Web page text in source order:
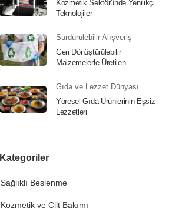
Kozmetik Sektöründe Yenilikçi
Teknolojiler
Sürdürülebilir Alışveriş
Geri Dönüştürülebilir
Malzemelerle Üretilen
Gıda ve Lezzet Dünyası
Yöresel Gıda Ürünlerinin Eşsiz
Lezzetleri
Kategoriler
Sağlıklı Beslenme
Kozmetik ve Cilt Bakımı